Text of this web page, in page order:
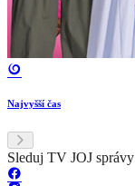
Najvyšší čas
Sleduj TV JOJ správy